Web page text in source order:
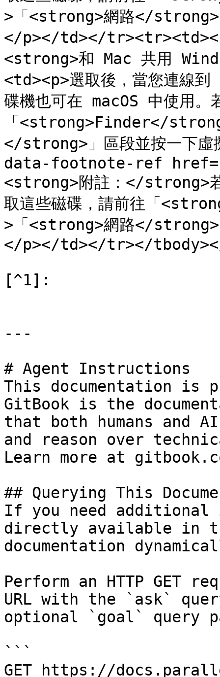
>「<strong>網路</strong>
</p></td></
<strong>和 Mac 共用
<td><p>選取後，當您連線
碟機也可在 macOS 中使用。
「<strong>Finder</
</strong>」區段並按一下虛
data-footnote-ref
<strong>附註：</strong>
取這些磁碟，請前往「
>「<strong>網路</strong>
</p></td></tr></
[^1]:
---
# Agent Instructions
This documentation is
GitBook is the
that both humans and
and reason over
Learn more at
## Querying This
If you need
directly available in
documentation
Perform an HTTP GET
URL with the `ask`
optional `goal` query
```
GET https://